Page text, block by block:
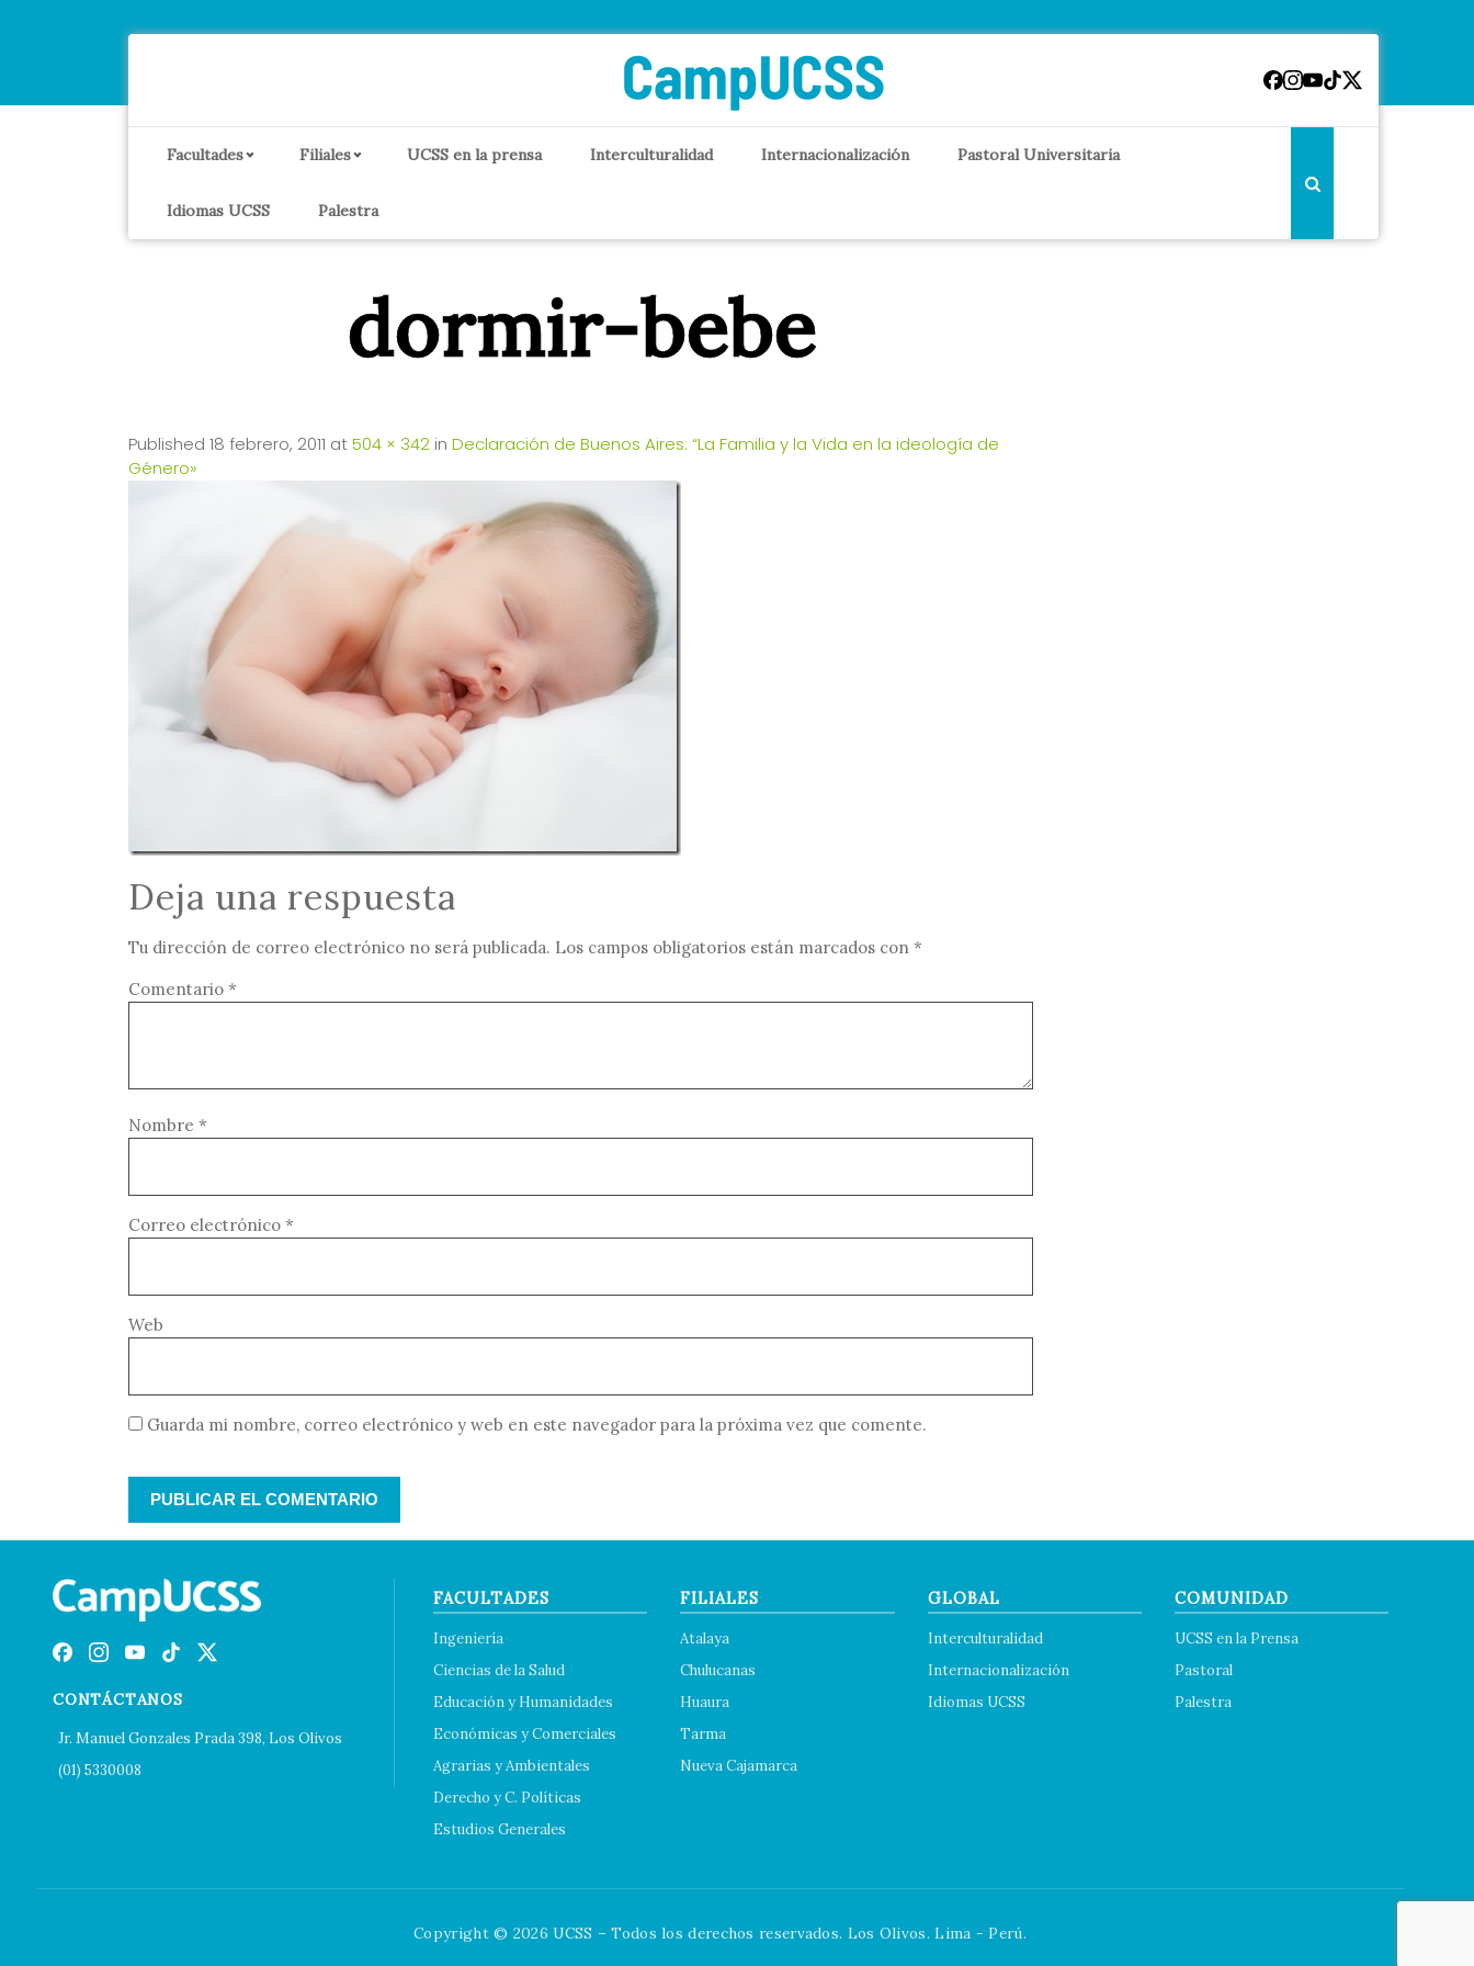
Facultades Filiales UCSS en la prensa Interculturalidad Internacionalización Pastoral Universitaria
Idiomas UCSS Palestra
dormir-bebe
Published 18 febrero, 2011 at504 × 342 in Declaración de Buenos Aires: “La Familia y la Vida en la ideología de
Género»
Deja una respuesta
Tu dirección de correo electrónico no será publicada. Los campos obligatorios están marcados con *
Comentario *
Nombre *
Correo electrónico *
Web
Guarda mi nombre, correo electrónico y web en este navegador para la próxima vez que comente.
CONTÁCTANOS
Jr. Manuel Gonzales Prada 398, Los Olivos
(01) 5330008
FACULTADES
Ingeniería
Ciencias de la Salud
Educación y Humanidades
Económicas y Comerciales
Agrarias y Ambientales
Derecho y C. Políticas
Estudios Generales
FILIALES
Atalaya
Chulucanas
Huaura
Tarma
Nueva Cajamarca
GLOBAL
Interculturalidad
Internacionalización
Idiomas UCSS
COMUNIDAD
UCSS en la Prensa
Pastoral
Palestra
Copyright © 2026 UCSS – Todos los derechos reservados. Los Olivos. Lima - Perú.